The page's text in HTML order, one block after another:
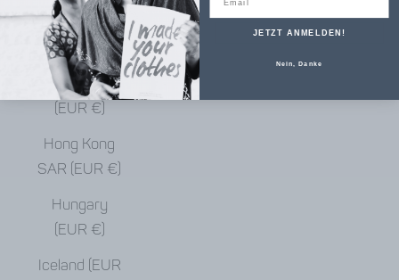
€)
Haiti (EUR €)
Honduras
(EUR €)
Hong Kong
SAR (EUR €)
Hungary
(EUR €)
Iceland (EUR
JETZT ANMELDEN!
Nein, Danke